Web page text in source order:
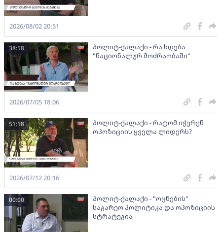
2026/08/02 20:51
პოლიტ-ქალაქი - რა ხდება
"ნაციონალურ მოძრაობაში"
38:58
2026/07/05 18:06
პოლიტ-ქალაქი - რატომ იჭერენ
ოპოზიციის ყველა ლიდერს?
51:18
2026/07/12 20:16
პოლიტ-ქალაქი - "ოცნების"
საგარეო პოლიტიკა და ოპოზიციის
სტრატეგია
00:00